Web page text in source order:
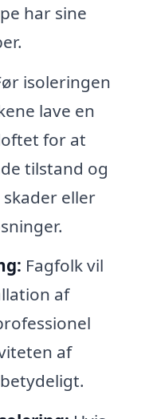
har sine
isoleringen
lave en
for at
tilstand og
eller
Fagfolk vil
af
af